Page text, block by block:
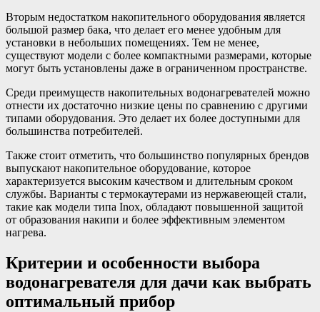
Вторым недостатком накопительного оборудования является
большой размер бака, что делает его менее удобным для
установки в небольших помещениях. Тем не менее,
существуют модели с более компактными размерами, которые
могут быть установлены даже в ограниченном пространстве.
Среди преимуществ накопительных водонагревателей можно
отнести их достаточно низкие цены по сравнению с другими
типами оборудования. Это делает их более доступными для
большинства потребителей.
Также стоит отметить, что большинство популярных брендов
выпускают накопительное оборудование, которое
характеризуется высоким качеством и длительным сроком
службы. Варианты с термокаутерами из нержавеющей стали,
такие как модели типа Inox, обладают повышенной защитой
от образования накипи и более эффективным элементом
нагрева.
Критерии и особенности выбора
водонагревателя для дачи как выбрать
оптимальный прибор